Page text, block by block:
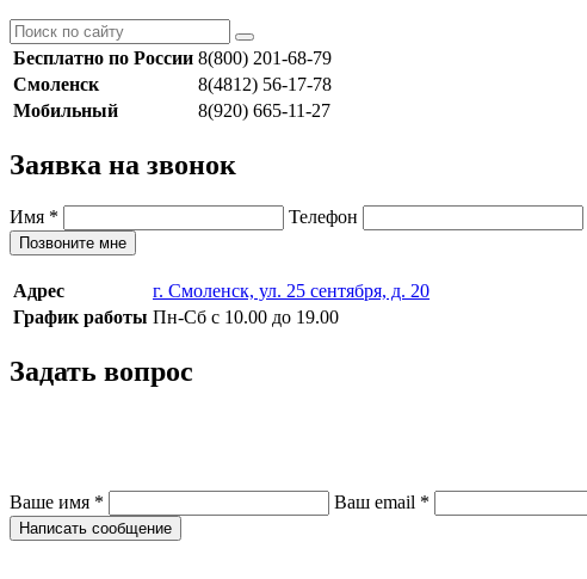
Бесплатно по России 8(800) 201-68-79
Смоленск
8(4812) 56-17-78
Мобильный
8(920) 665-11-27
Заявка на звонок
Имя * Телефон
Позвоните мне
Адрес
г. Смоленск, ул. 25 сентября, д. 20
График работы Пн-Сб с 10.00 до 19.00
Задать вопрос
Ваше имя * Ваш email *
Написать сообщение